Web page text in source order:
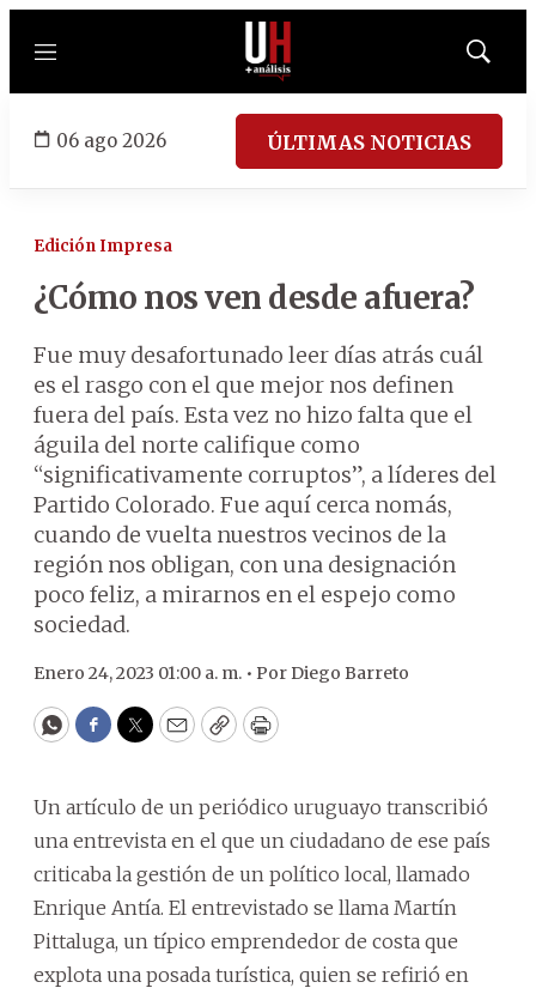
Menú
Mostrar
06 ago 2026 ÚLTIMAS NOTICIAS
Edición Impresa
¿Cómo nos ven desde afuera?
Fue muy desafortunado leer días atrás cuál
es el rasgo con el que mejor nos definen
fuera del país. Esta vez no hizo falta que el
águila del norte califique como
“significativamente corruptos”, a líderes del
Partido Colorado. Fue aquí cerca nomás,
cuando de vuelta nuestros vecinos de la
región nos obligan, con una designación
poco feliz, a mirarnos en el espejo como
sociedad.
Enero 24, 2023 01:00 a. m. • PorDiego Barreto
WhatsApp
Facebook
Twitter
EmailCopyPrint
Un artículo de un periódico uruguayo transcribió
una entrevista en el que un ciudadano de ese país
criticaba la gestión de un político local, llamado
Enrique Antía. El entrevistado se llama Martín
Pittaluga, un típico emprendedor de costa que
explota una posada turística, quien se refirió en